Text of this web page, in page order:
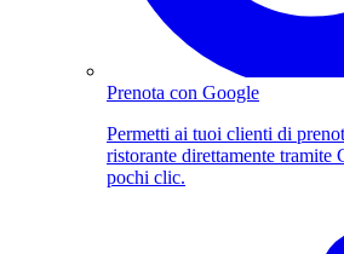
Prenota con Google
Permetti ai tuoi clienti di
ristorante direttamente tramite
pochi clic.